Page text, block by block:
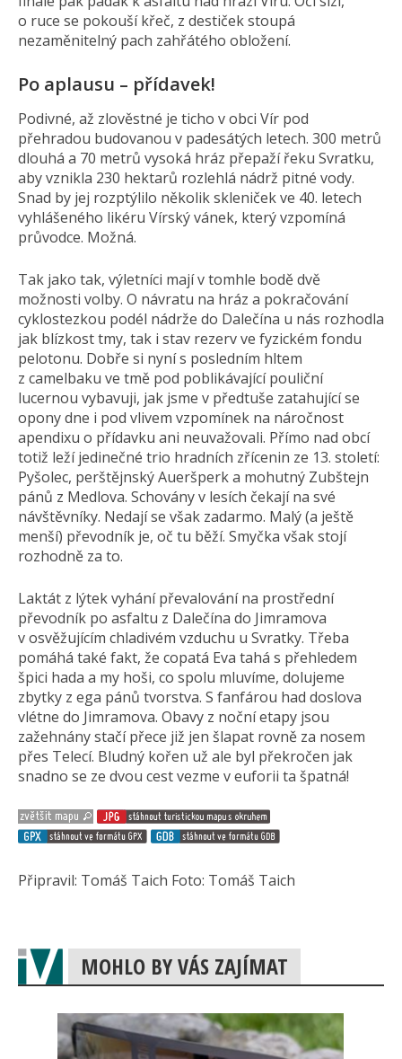
o ruce se pokouší křeč, z destiček stoupá
nezaměnitelný pach zahřátého obložení.
Po aplausu – přídavek!
Podivné, až zlověstné je ticho v obci Vír pod
přehradou budovanou v padesátých letech. 300 metrů
dlouhá a 70 metrů vysoká hráz přepaží řeku Svratku,
aby vznikla 230 hektarů rozlehlá nádrž pitné vody.
Snad by jej rozptýlilo několik skleniček ve 40. letech
vyhlášeného likéru Vírský vánek, který vzpomíná
průvodce. Možná.
Tak jako tak, výletníci mají v tomhle bodě dvě
možnosti volby. O návratu na hráz a pokračování
cyklostezkou podél nádrže do Dalečína u nás rozhodla
jak blízkost tmy, tak i stav rezerv ve fyzickém fondu
pelotonu. Dobře si nyní s posledním hltem
z camelbaku ve tmě pod poblikávající pouliční
lucernou vybavuji, jak jsme v předtuše zatahující se
opony dne i pod vlivem vzpomínek na náročnost
apendixu o přídavku ani neuvažovali. Přímo nad obcí
totiž leží jedinečné trio hradních zřícenin ze 13. století:
Pyšolec, perštějnský Aueršperk a mohutný Zubštejn
pánů z Medlova. Schovány v lesích čekají na své
návštěvníky. Nedají se však zadarmo. Malý (a ještě
menší) převodník je, oč tu běží. Smyčka však stojí
rozhodně za to.
Laktát z lýtek vyhání převalování na prostřední
převodník po asfaltu z Dalečína do Jimramova
v osvěžujícím chladivém vzduchu u Svratky. Třeba
pomáhá také fakt, že copatá Eva tahá s přehledem
špici hada a my hoši, co spolu mluvíme, dolujeme
zbytky z ega pánů tvorstva. S fanfárou had doslova
vlétne do Jimramova. Obavy z noční etapy jsou
zažehnány stačí přece již jen šlapat rovně za nosem
přes Telecí. Bludný kořen už ale byl překročen jak
snadno se ze dvou cest vezme v euforii ta špatná!
Připravil: Tomáš Taich Foto: Tomáš Taich
MOHLO BY VÁS ZAJÍMAT